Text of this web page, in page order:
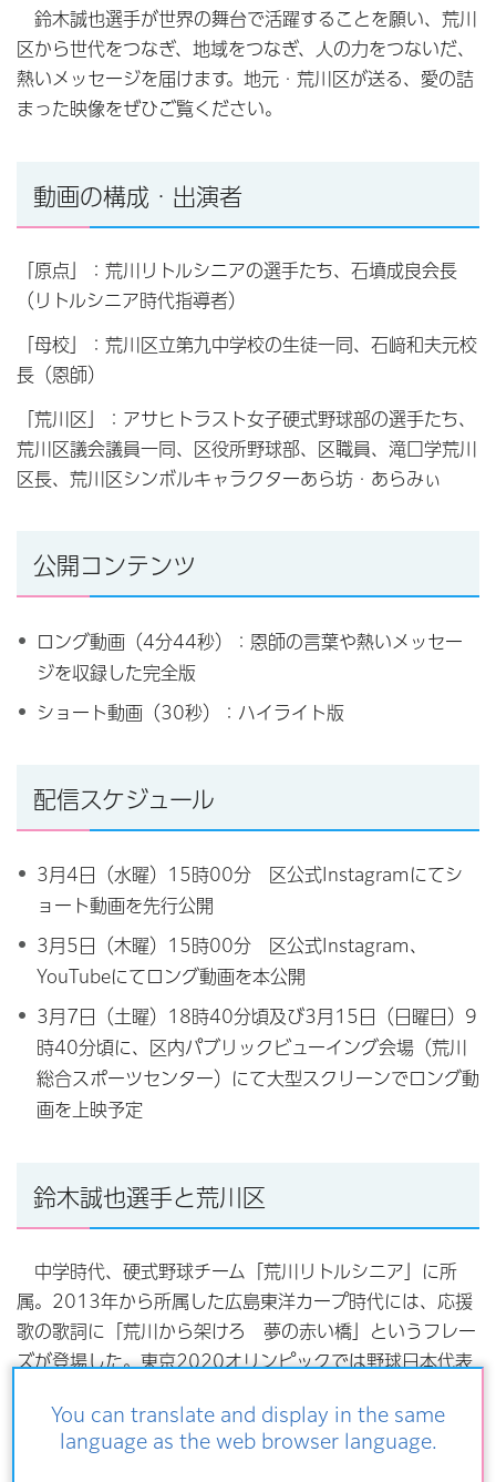
You can translate and display in the same
language as the web browser language.
鈴木誠也選手が世界の舞台で活躍することを願い、荒川
区から世代をつなぎ、地域をつなぎ、人の力をつないだ、
熱いメッセージを届けます。地元・荒川区が送る、愛の詰
まった映像をぜひご覧ください。
動画の構成・出演者
「原点」：荒川リトルシニアの選手たち、石墳成良会長
（リトルシニア時代指導者）
「母校」：荒川区立第九中学校の生徒一同、石﨑和夫元校
長（恩師）
「荒川区」：アサヒトラスト女子硬式野球部の選手たち、
荒川区議会議員一同、区役所野球部、区職員、滝口学荒川
区長、荒川区シンボルキャラクターあら坊・あらみぃ
公開コンテンツ
ロング動画（4分44秒）：恩師の言葉や熱いメッセー
ジを収録した完全版
ショート動画（30秒）：ハイライト版
配信スケジュール
3月4日（水曜）15時00分 区公式Instagramにてシ
ョート動画を先行公開
3月5日（木曜）15時00分 区公式Instagram、
YouTubeにてロング動画を本公開
3月7日（土曜）18時40分頃及び3月15日（日曜日）9
時40分頃に、区内パブリックビューイング会場（荒川
総合スポーツセンター）にて大型スクリーンでロング動
画を上映予定
鈴木誠也選手と荒川区
中学時代、硬式野球チーム「荒川リトルシニア」に所
属。2013年から所属した広島東洋カープ時代には、応援
歌の歌詞に「荒川から架けろ 夢の赤い橋」というフレー
ズが登場した。東京2020オリンピックでは野球日本代表
ーツ大賞」が贈られた。2022年から所属するシカゴ・カ
ブスでは、鈴木誠也選手のプロフィールで